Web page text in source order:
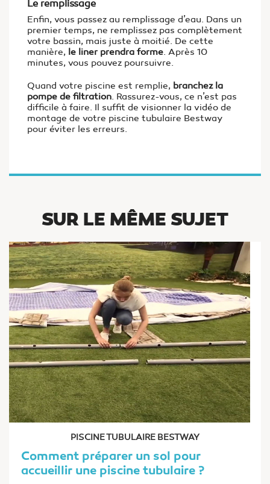
Le remplissage
Enfin, vous passez au remplissage d’eau. Dans un
premier temps, ne remplissez pas complètement
votre bassin, mais juste à moitié. De cette
manière, le liner prendra forme. Après 10
minutes, vous pouvez poursuivre.
Quand votre piscine est remplie, branchez la
pompe de filtration. Rassurez-vous, ce n’est pas
difficile à faire. Il suffit de visionner la vidéo de
montage de votre piscine tubulaire Bestway
pour éviter les erreurs.
SUR LE MÊME SUJET
PISCINE TUBULAIRE BESTWAY
Comment préparer un sol pour
accueillir une piscine tubulaire ?